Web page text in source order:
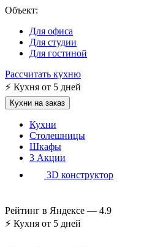
Объект:
Для офиса
Для студии
Для гостиной
Рассчитать кухню
⚡ Кухня от 5 дней
Кухни на заказ
Кухни
Столешницы
Шкафы
3 Акции
3D конструктор
Рейтинг в Яндексе — 4.9
⚡ Кухня от 5 дней